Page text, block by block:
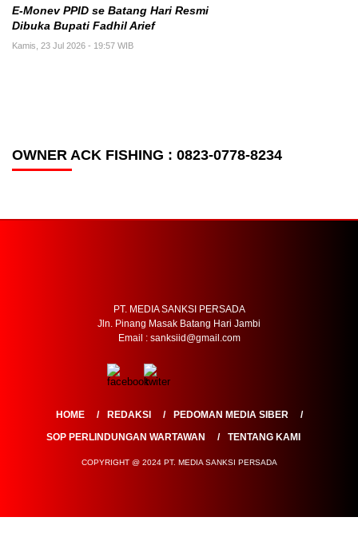
E-Monev PPID se Batang Hari Resmi
Dibuka Bupati Fadhil Arief
Kamis, 23 Jul 2026 - 19:57 WIB
OWNER ACK FISHING : 0823-0778-8234
REDAKSI
COPYRIGHT @ 2024 PT. MEDIA SANKSI PERSADA